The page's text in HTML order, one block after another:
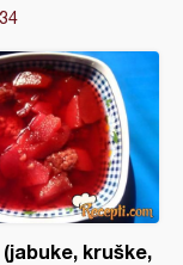
kruške,